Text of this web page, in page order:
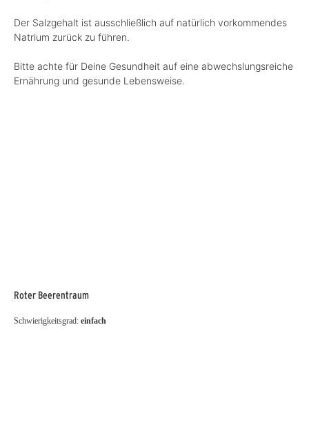
Der Salzgehalt ist ausschließlich auf natürlich vorkommendes
Natrium zurück zu führen.
Bitte achte für Deine Gesundheit auf eine abwechslungsreiche
Ernährung und gesunde Lebensweise.
Roter Beerentraum
Schwierigkeitsgrad: einfach